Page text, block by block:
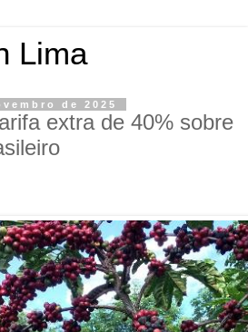
Lima
de 2025
extra de 40% sobre